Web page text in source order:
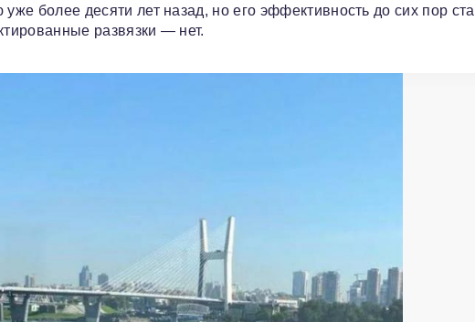
более десяти лет назад, но его эффективность до сих пор
развязки — нет.